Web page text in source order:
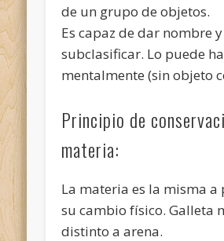
de un grupo de objetos.
Es capaz de dar nombre y
subclasificar. Lo puede
mentalmente (sin objeto
Principio de
materia:
La materia es la misma a
su cambio físico. Galleta
distinto a arena.